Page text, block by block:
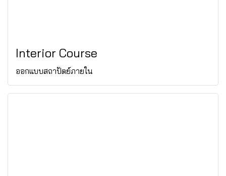
Interior Course
ออกแบบสถาปัตย์ภายใน